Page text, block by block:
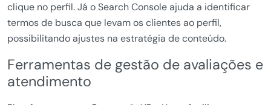
clique no perfil. Já o Search Console ajuda a identificar
termos de busca que levam os clientes ao perfil,
possibilitando ajustes na estratégia de conteúdo.
Ferramentas de gestão de avaliações e
atendimento